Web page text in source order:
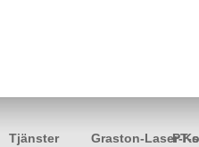
Tjänster
Graston-Laser-PT-